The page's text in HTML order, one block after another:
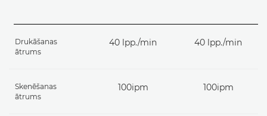
Drukāšanas
ātrums
40 lpp./min 40 lpp./min
Skenēšanas
ātrums
100ipm 100ipm